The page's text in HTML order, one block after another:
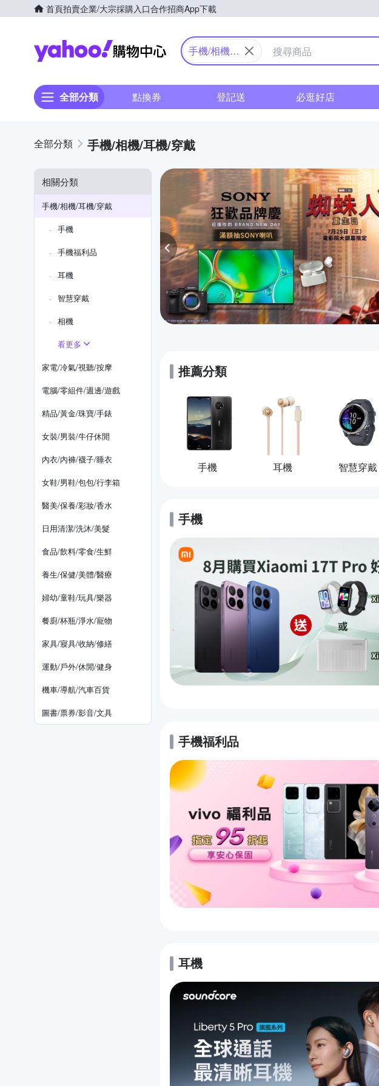
首頁拍賣企業/大宗採購入口合作招商App下載
Yahoo購物中心
手機/相機/
全部分類 點換券 登記送 必逛好店
手機/相機/耳機/穿戴
相關分類
手機/相機/耳機/穿戴
手機
手機福利品
耳機
智慧穿戴
相機
看更多
家電/冷氣/視聽/按摩
電腦/零組件/週邊/遊戲
精品/黃金/珠寶/手錶
女裝/男裝/牛仔休閒
內衣/內褲/襪子/睡衣
女鞋/男鞋/包包/行李箱
醫美/保養/彩妝/香水
日用清潔/洗沐/美髮
食品/飲料/零食/生鮮
養生/保健/美體/醫療
婦幼/童鞋/玩具/樂器
餐廚/杯瓶/淨水/寵物
家具/寢具/收納/修繕
運動/戶外/休閒/健身
機車/導航/汽車百貨
圖書/票券/影音/文具
推薦分類
手機 耳機 智慧穿戴
手機
手機福利品
耳機